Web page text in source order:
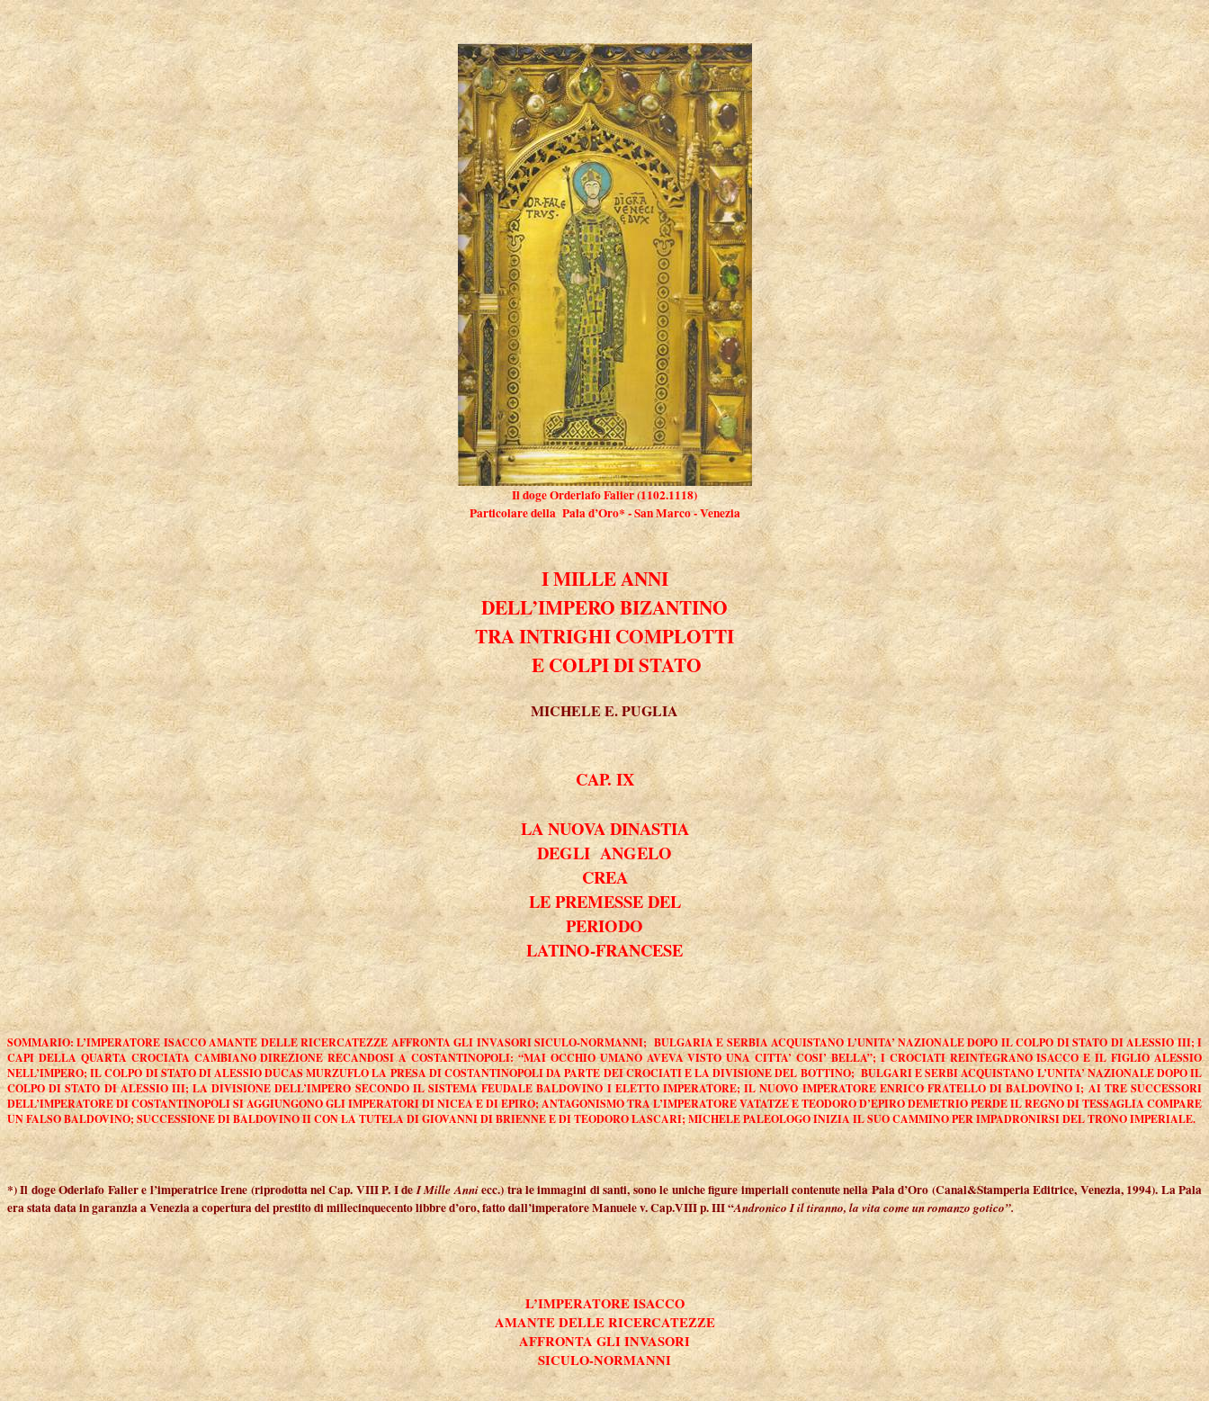
Il doge Orderlafo Falier (1102.1118)
Particolare della Pala d’Oro* - San Marco - Venezia
I MILLE ANNI
DELL’IMPERO BIZANTINO
TRA INTRIGHI COMPLOTTI
E COLPI DI STATO
MICHELE E. PUGLIA
CAP. IX
LA NUOVA DINASTIA
DEGLI ANGELO
CREA
LE PREMESSE DEL
PERIODO
LATINO-FRANCESE
SOMMARIO: L’IMPERATORE ISACCO AMANTE DELLE RICERCATEZZE AFFRONTA GLI INVASORI SICULO-NORMANNI; BULGARIA E SERBIA ACQUISTANO L’UNITA’ NAZIONALE DOPO IL COLPO DI STATO DI ALESSIO III; I
CAPI DELLA QUARTA CROCIATA CAMBIANO DIREZIONE RECANDOSI A COSTANTINOPOLI: “MAI OCCHIO UMANO AVEVA VISTO UNA CITTA’ COSI’ BELLA”; I CROCIATI REINTEGRANO ISACCO E IL FIGLIO ALESSIO
NELL’IMPERO; IL COLPO DI STATO DI ALESSIO DUCAS MURZUFLO LA PRESA DI COSTANTINOPOLI DA PARTE DEI CROCIATI E LA DIVISIONE DEL BOTTINO; BULGARI E SERBI ACQUISTANO L’UNITA’ NAZIONALE DOPO IL
COLPO DI STATO DI ALESSIO III; LA DIVISIONE DELL’IMPERO SECONDO IL SISTEMA FEUDALE BALDOVINO I ELETTO IMPERATORE; IL NUOVO IMPERATORE ENRICO FRATELLO DI BALDOVINO I; AI TRE SUCCESSORI
DELL’IMPERATORE DI COSTANTINOPOLI SI AGGIUNGONO GLI IMPERATORI DI NICEA E DI EPIRO; ANTAGONISMO TRA L’IMPERATORE VATATZE E TEODORO D’EPIRO DEMETRIO PERDE IL REGNO DI TESSAGLIA COMPARE
UN FALSO BALDOVINO;SUCCESSIONE DI BALDOVINO II CON LA TUTELA DI GIOVANNI DI BRIENNE E DI TEODORO LASCARI; MICHELE PALEOLOGO INIZIA IL SUO CAMMINO PER IMPADRONIRSI DEL TRONO IMPERIALE.
*) Il doge Oderlafo Falier e l’imperatrice Irene (riprodotta nel Cap. VIII P. I deI Mille Anniecc.) tra le immagini di santi, sono le uniche figure imperiali contenute nella Pala d’Oro (Canal&Stamperia Editrice, Venezia, 1994). La Pala
era stata data in garanzia a Venezia a copertura del prestito di millecinquecento libbre d’oro, fatto dall’imperatore Manuele v. Cap.VIII p. III “Andronico I il tiranno, la vita come un romanzo gotico”.
L’IMPERATORE ISACCO
AMANTE DELLE RICERCATEZZE
AFFRONTA GLI INVASORI
SICULO-NORMANNI